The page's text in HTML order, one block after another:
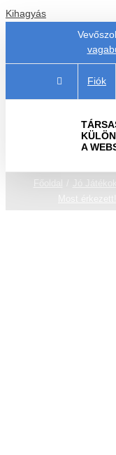
Kihagyás
Fiók
A
Főoldal Jó